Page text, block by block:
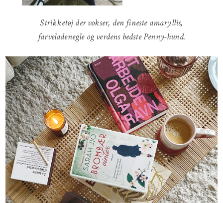
Strikketøj der vokser, den fineste amaryllis,
farveladenegle og verdens bedste Penny-hund.